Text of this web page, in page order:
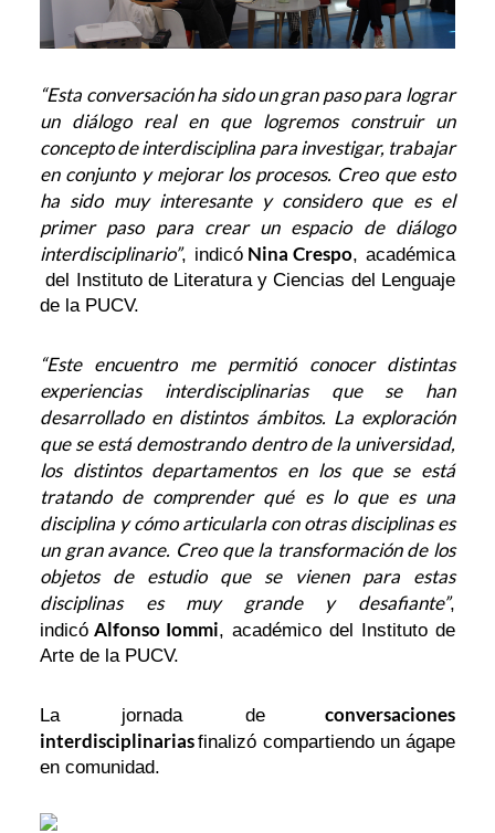
“Esta conversación ha sido un gran paso para lograr
un diálogo real en que logremos construir un
concepto de interdisciplina para investigar, trabajar
en conjunto y mejorar los procesos. Creo que esto
ha sido muy interesante y considero que es el
primer paso para crear un espacio de diálogo
interdisciplinario”, indicó Nina Crespo, académica
del Instituto de Literatura y Ciencias del Lenguaje
de la PUCV.
“Este encuentro me permitió conocer distintas
experiencias interdisciplinarias que se han
desarrollado en distintos ámbitos. La exploración
que se está demostrando dentro de la universidad,
los distintos departamentos en los que se está
tratando de comprender qué es lo que es una
disciplina y cómo articularla con otras disciplinas es
un gran avance. Creo que la transformación de los
objetos de estudio que se vienen para estas
disciplinas es muy grande y desafiante”,
indicó Alfonso Iommi, académico del Instituto de
Arte de la PUCV.
La jornada de
conversaciones
interdisciplinariasfinalizó compartiendo un ágape
en comunidad.